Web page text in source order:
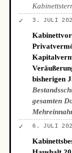
✓ 3. JULI
bisherigen
gesamten
✓ 6. JULI